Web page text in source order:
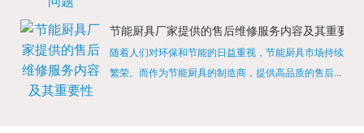
店用的就是商用的吗?还真别说，真被大家猜对了，这
节能厨具厂家提供的售后维修服务内容及其重要性
随着人们对环保和节能的日益重视，节能厨具市场持续
繁荣。而作为节能厨具的制造商，提供高品质的售后维